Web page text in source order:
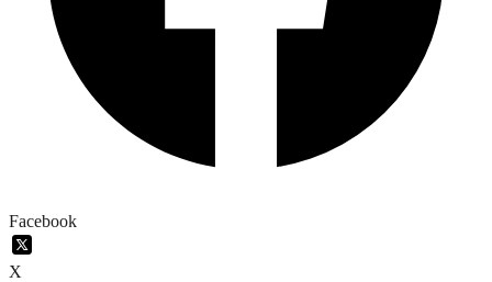
Facebook
X